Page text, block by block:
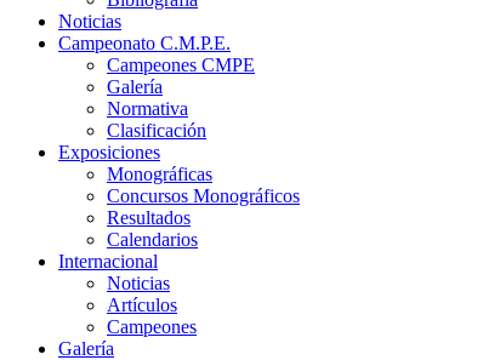
Noticias
Campeonato C.M.P.E.
Campeones CMPE
Galería
Normativa
Clasificación
Exposiciones
Monográficas
Concursos Monográficos
Resultados
Calendarios
Internacional
Noticias
Artículos
Campeones
Galería